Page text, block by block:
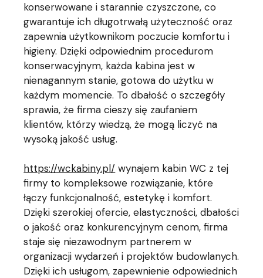
konserwowane i starannie czyszczone, co
gwarantuje ich długotrwałą użyteczność oraz
zapewnia użytkownikom poczucie komfortu i
higieny. Dzięki odpowiednim procedurom
konserwacyjnym, każda kabina jest w
nienagannym stanie, gotowa do użytku w
każdym momencie. To dbałość o szczegóły
sprawia, że firma cieszy się zaufaniem
klientów, którzy wiedzą, że mogą liczyć na
wysoką jakość usług.
https://wckabiny.pl/ wynajem kabin WC z tej
firmy to kompleksowe rozwiązanie, które
łączy funkcjonalność, estetykę i komfort.
Dzięki szerokiej ofercie, elastyczności, dbałości
o jakość oraz konkurencyjnym cenom, firma
staje się niezawodnym partnerem w
organizacji wydarzeń i projektów budowlanych.
Dzięki ich usługom, zapewnienie odpowiednich